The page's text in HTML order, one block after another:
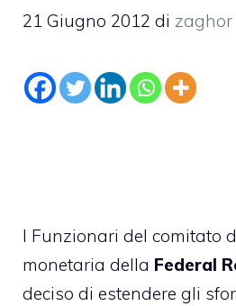
21 Giugno 2012 di zaghor
I Funzionari del comitato
monetaria della Federal
deciso di estendere gli